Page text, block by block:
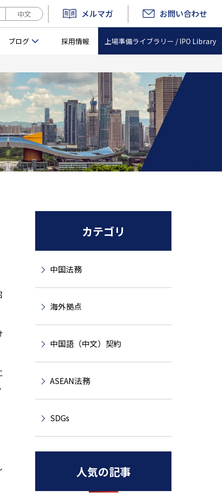
中文 メルマガ お問い合わせ
ブログ 採用情報 上場準備ライブラリー /IPO Library
カテゴリ
中国法務
海外拠点
中国語（中文）契約
ASEAN法務
SDGs
人気の記事